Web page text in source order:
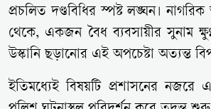
প্রচলিত দণ্ডবিধির স্পষ্ট লঙ্ঘন।
থেকে, একজন বৈধ ব্যবসায়ীর সুনাম
উস্কানি ছড়ানোর এই অপচেষ্টা অত্যন্ত
ইতিমধ্যেই বিষয়টি প্রশাসনের নজরে